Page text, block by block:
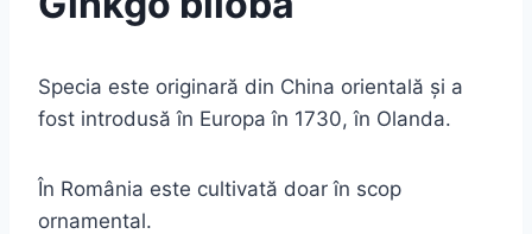
Specia este originară din China orientală şi a
fost introdusă în Europa în 1730, în Olanda.
În România este cultivată doar în scop
ornamental.